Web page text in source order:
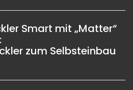
Smart mit „Matter“
zum Selbsteinbau